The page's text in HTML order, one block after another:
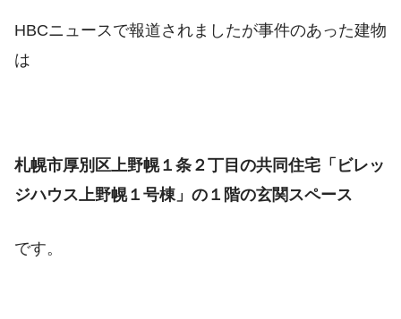
HBCニュースで報道されましたが事件のあった建物
は
札幌市厚別区上野幌１条２丁目の共同住宅「ビレッ
ジハウス上野幌１号棟」の１階の玄関スペース
です。